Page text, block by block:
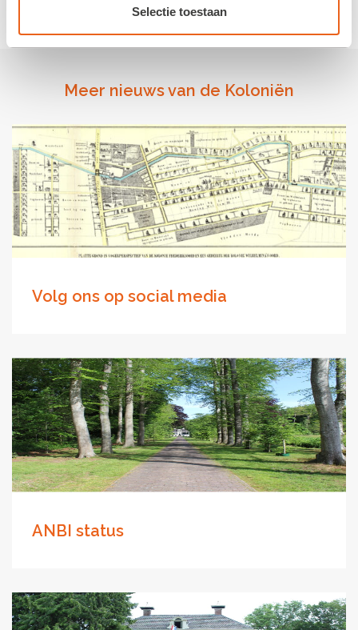
Selectie toestaan
Meer nieuws van de Koloniën
Volg ons op social media
ANBI status